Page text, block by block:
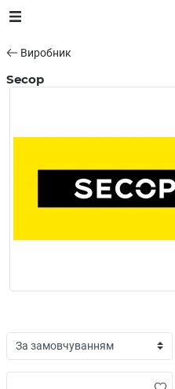
Виробник
Secop